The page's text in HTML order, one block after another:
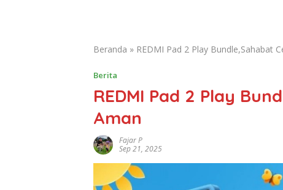
Beranda » REDMI Pad 2 Play Bundle,Sahabat
Berita
REDMI Pad 2 Play
Aman
Fajar P
Sep 21, 2025